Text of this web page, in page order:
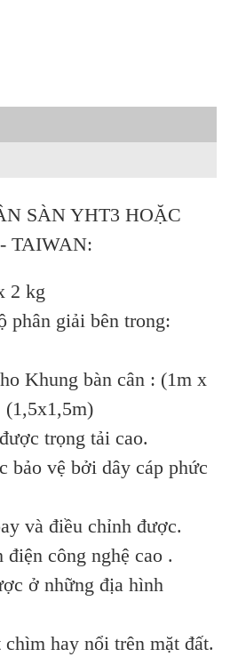
SÀN YHT3 HOẶC
TAIWAN:
2 kg
phân giải bên trong:
Khung bàn cân : (1m x
(1,5x1,5m)
trọng tải cao.
bảo vệ bởi dây cáp phức
và điều chỉnh được.
công nghệ cao .
ở những địa hình
hay nổi trên mặt đất.